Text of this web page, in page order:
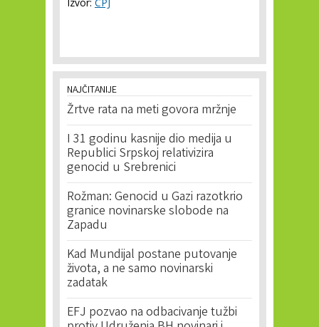
NAJČITANIJE
Žrtve rata na meti govora mržnje
I 31 godinu kasnije dio medija u
Republici Srpskoj relativizira
genocid u Srebrenici
Rožman: Genocid u Gazi razotkrio
granice novinarske slobode na
Zapadu
Kad Mundijal postane putovanje
života, a ne samo novinarski
zadatak
EFJ pozvao na odbacivanje tužbi